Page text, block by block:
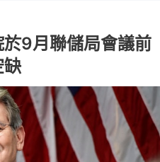
9月聯儲局會議前
缺